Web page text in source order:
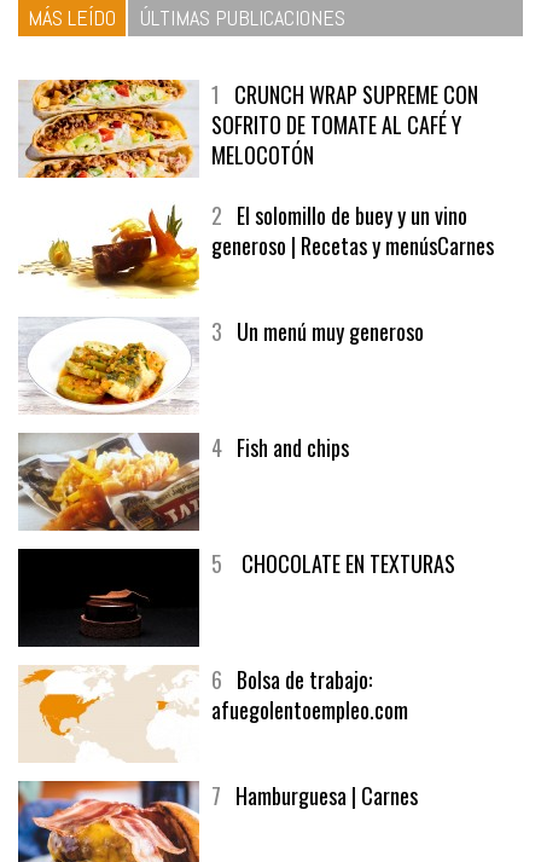
1CRUNCH WRAP SUPREME CON
SOFRITO DE TOMATE AL CAFÉ Y
MELOCOTÓN
2El solomillo de buey y un vino
6Bolsa de trabajo: